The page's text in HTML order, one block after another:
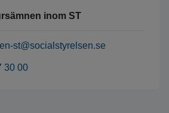
inom ST
st@socialstyrelsen.se
30 00